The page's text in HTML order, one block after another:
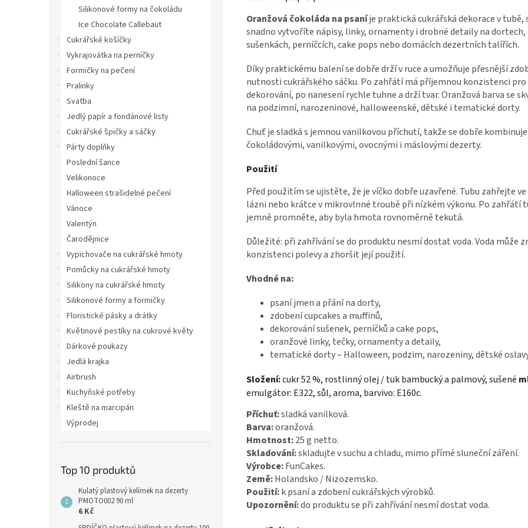
Silikonové formy na čokoládu
Ice Chocolate Callebaut
Cukrářské košíčky
Vykrajovátka na perníčky
Formičky na pečení
Pralinky
Svatba
Jedlý papír a fondánové listy
Cukrářské špičky a sáčky
Párty doplňky
Poslední šance
Velikonoce
Halloween strašidelné pečení
Vánoce
Valentýn
Čarodějnice
Vypichovače na cukrářské hmoty
Pomůcky na cukrářské hmoty
Silikony na cukrářské hmoty
Silikonové formy a formičky
Floristické pásky a drátky
Květinové pestíky na cukrové květy
Dárkové poukazy
Jedlá krajka
Airbrush
Kuchyňské potřeby
Kleště na marcipán
Výprodej
Top 10 produktů
Kulatý plastový kelímek na dezerty
PMOTO002 90 ml
6 Kč
Oranžová čokoláda na psaníje praktická cukrářská dekorace v tubě,
snadno vytvoříte nápisy, linky, ornamenty i drobné detaily na dortech,
sušenkách, perníčcích, cake pops nebo domácích dezertních talířích.
Díky praktickému balení se dobře drží v ruce a umožňuje přesnější
nutnosti cukrářského sáčku. Po zahřátí má příjemnou konzistenci pro
dekorování, po nanesení rychle tuhne a drží tvar. Oranžová barva se
na podzimní, narozeninové, halloweenské, dětské i tematické dorty.
Chuť je sladká s jemnou vanilkovou příchutí, takže se dobře
čokoládovými, vanilkovými, ovocnými i máslovými dezerty.
Použití
Před použitím se ujistěte, že je víčko dobře uzavřené. Tubu zahřejte
lázni nebo krátce v mikrovlnné troubě při nízkém výkonu. Po zahřátí
jemně promněte, aby byla hmota rovnoměrně tekutá.
Důležité: při zahřívání se do produktu nesmí dostat voda. Voda může
konzistenci polevy a zhoršit její použití.
Vhodné na:
psaní jmen a přání na dorty,
zdobení cupcakes a muffinů,
dekorování sušenek, perníčků a cake pops,
oranžové linky, tečky, ornamenty a detaily,
tematické dorty – Halloween, podzim, narozeniny, dětské
Složení:cukr 52 %, rostlinný olej / tuk bambucký a palmový, sušené
emulgátor: E322, sůl, aroma, barvivo: E160c.
Příchuť:sladká vanilková.
Barva:oranžová.
Hmotnost:25 g netto.
Skladování:skladujte v suchu a chladu, mimo přímé sluneční záření.
Výrobce:FunCakes.
Země:Holandsko / Nizozemsko.
Použití:k psaní a zdobení cukrářských výrobků.
Upozornění:do produktu se při zahřívání nesmí dostat voda.